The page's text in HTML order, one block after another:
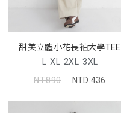
甜美立體小花長袖大學TEE
L XL 2XL 3XL
NT.890
NTD.436